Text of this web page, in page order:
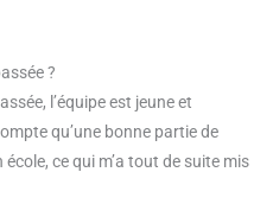
?
l’équipe est jeune et
qu’une bonne partie de
ce qui m’a tout de suite mis